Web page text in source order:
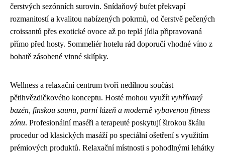
čerstvých sezónních surovin. Snídaňový bufet překvapí
rozmanitostí a kvalitou nabízených pokrmů, od čerstvě pečených
croissantů přes exotické ovoce až po teplá jídla připravovaná
přímo před hosty. Sommeliér hotelu rád doporučí vhodné víno z
bohatě zásobené vinné sklípky.
Wellness a relaxační centrum tvoří nedílnou součást
pětihvězdičkového konceptu. Hosté mohou využít vyhřívaný
bazén, finskou saunu, parní lázeň a moderně vybavenou fitness
zónu. Profesionální maséři a terapeuté poskytují širokou škálu
procedur od klasických masáží po speciální ošetření s využitím
prémiových produktů. Relaxační místnosti s pohodlnými lehátky